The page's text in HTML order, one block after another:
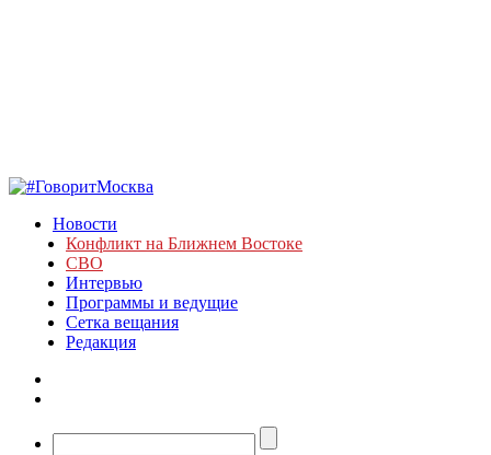
Новости
Конфликт на Ближнем Востоке
СВО
Интервью
Программы и ведущие
Сетка вещания
Редакция